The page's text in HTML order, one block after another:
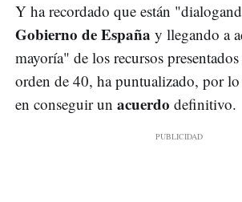
Y ha recordado que están
Gobierno de España y llegando a
mayoría" de los recursos
orden de 40, ha puntualizado, por
en conseguir un acuerdo definitivo.